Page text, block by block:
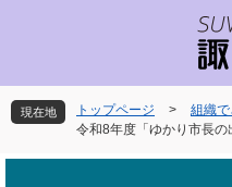
先
頭
を
飛
現在地 トップページ > 組織
令和8年度「ゆかり市長